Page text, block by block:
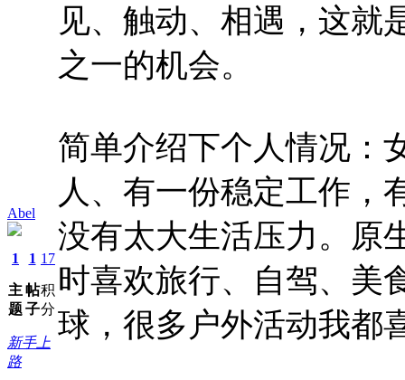
Abel
1
主
题
1
帖
子
17
积
分
新手上
路
见、触动、相遇，这就
之一的机会。
简单介绍下个人情况：
人、有一份稳定工作，
没有太大生活压力。原
时喜欢旅行、自驾、美
球，很多户外活动我都